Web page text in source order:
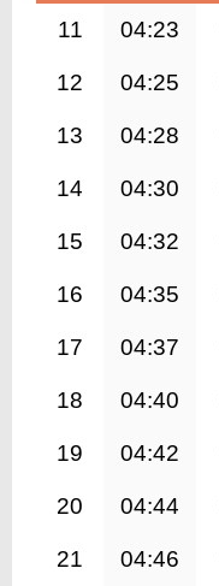
11 04:23
12 04:25
13 04:28
14 04:30
15 04:32
16 04:35
17 04:37
18 04:40
19 04:42
20 04:44
21 04:46